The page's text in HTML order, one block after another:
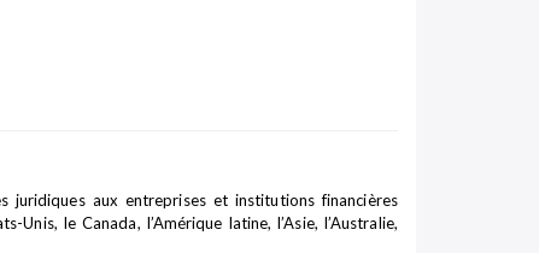
juridiques aux entreprises et institutions financières
le Canada, l’Amérique latine, l’Asie, l’Australie,